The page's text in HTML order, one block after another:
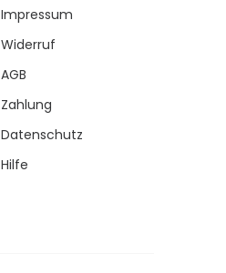
Impressum
Widerruf
AGB
Zahlung
Datenschutz
Hilfe